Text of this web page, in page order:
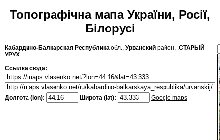
Топографічна мапа України, Росії,
Білорусі
Кабардино-Балкарская Республика обл., Урванский район, .СТАРЫЙ
УРУХ
Ссылка сюда:
Долгота (lon): Широта (lat): Google maps